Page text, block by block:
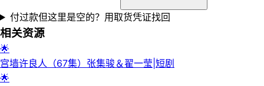
付过款但这里是空的？用取货凭证找回
相关资源
🌟
宫墙许良人（67集）张集骏＆翟一莹|短剧
🌟